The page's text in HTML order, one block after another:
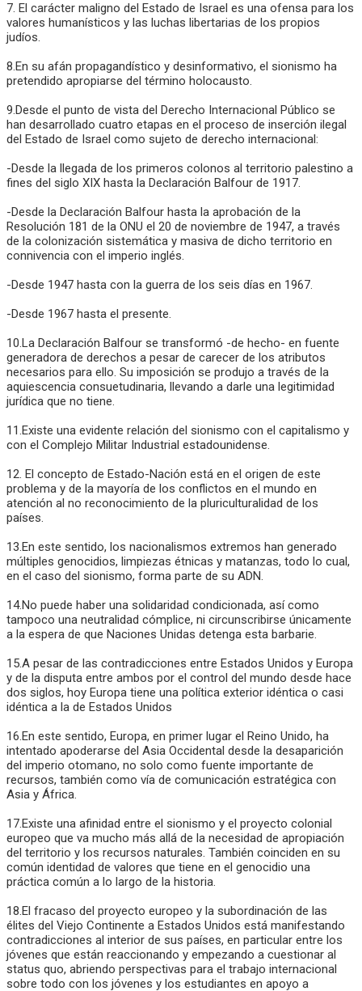
7. El carácter maligno del Estado de Israel es una ofensa para los
valores humanísticos y las luchas libertarias de los propios
judíos.
8.En su afán propagandístico y desinformativo, el sionismo ha
pretendido apropiarse del término holocausto.
9.Desde el punto de vista del Derecho Internacional Público se
han desarrollado cuatro etapas en el proceso de inserción ilegal
del Estado de Israel como sujeto de derecho internacional:
-Desde la llegada de los primeros colonos al territorio palestino a
fines del siglo XIX hasta la Declaración Balfour de 1917.
-Desde la Declaración Balfour hasta la aprobación de la
Resolución 181 de la ONU el 20 de noviembre de 1947, a través
de la colonización sistemática y masiva de dicho territorio en
connivencia con el imperio inglés.
-Desde 1947 hasta con la guerra de los seis días en 1967.
-Desde 1967 hasta el presente.
10.La Declaración Balfour se transformó -de hecho- en fuente
generadora de derechos a pesar de carecer de los atributos
necesarios para ello. Su imposición se produjo a través de la
aquiescencia consuetudinaria, llevando a darle una legitimidad
jurídica que no tiene.
11.Existe una evidente relación del sionismo con el capitalismo y
con el Complejo Militar Industrial estadounidense.
12. El concepto de Estado-Nación está en el origen de este
problema y de la mayoría de los conflictos en el mundo en
atención al no reconocimiento de la pluriculturalidad de los
países.
13.En este sentido, los nacionalismos extremos han generado
múltiples genocidios, limpiezas étnicas y matanzas, todo lo cual,
en el caso del sionismo, forma parte de su ADN.
14.No puede haber una solidaridad condicionada, así como
tampoco una neutralidad cómplice, ni circunscribirse únicamente
a la espera de que Naciones Unidas detenga esta barbarie.
15.A pesar de las contradicciones entre Estados Unidos y Europa
y de la disputa entre ambos por el control del mundo desde hace
dos siglos, hoy Europa tiene una política exterior idéntica o casi
idéntica a la de Estados Unidos
16.En este sentido, Europa, en primer lugar el Reino Unido, ha
intentado apoderarse del Asia Occidental desde la desaparición
del imperio otomano, no solo como fuente importante de
recursos, también como vía de comunicación estratégica con
Asia y África.
17.Existe una afinidad entre el sionismo y el proyecto colonial
europeo que va mucho más allá de la necesidad de apropiación
del territorio y los recursos naturales. También coinciden en su
común identidad de valores que tiene en el genocidio una
práctica común a lo largo de la historia.
18.El fracaso del proyecto europeo y la subordinación de las
élites del Viejo Continente a Estados Unidos está manifestando
contradicciones al interior de sus países, en particular entre los
jóvenes que están reaccionando y empezando a cuestionar al
status quo, abriendo perspectivas para el trabajo internacional
sobre todo con los jóvenes y los estudiantes en apoyo a